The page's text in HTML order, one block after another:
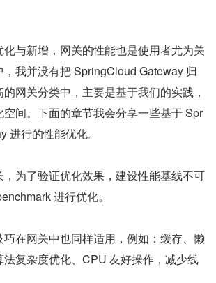
与新增，网关的性能也是使用者尤为关
我并没有把 SpringCloud Gateway 归
网关分类中，主要是基于我们的实践，
间。下面的章节我会分享一些基于 Spr
进行的性能优化。
为了验证优化效果，建设性能基线不可
进行优化。
在网关中也同样适用，例如：缓存、懒
法复杂度优化、CPU 友好操作，减少线